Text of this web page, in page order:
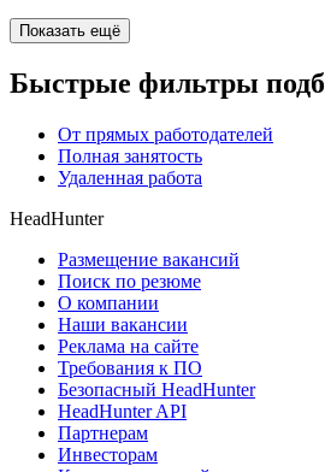
Показать ещё
Быстрые фильтры
От прямых работодателей
Полная занятость
Удаленная работа
HeadHunter
Размещение вакансий
Поиск по резюме
О компании
Наши вакансии
Реклама на сайте
Требования к ПО
Безопасный HeadHunter
HeadHunter API
Партнерам
Инвесторам